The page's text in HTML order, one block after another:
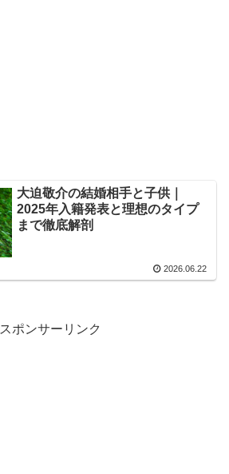
大迫敬介の結婚相手と子供｜
2025年入籍発表と理想のタイプ
まで徹底解剖
2026.06.22
スポンサーリンク